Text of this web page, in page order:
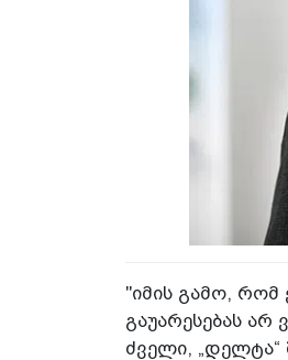
"იმის გამო, რომ
გაუარესებას
ძველი, „დელტა“